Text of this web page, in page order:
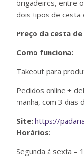
brigadeiros, entre
dois tipos de cesta
Preço da cesta
Como funciona:
Takeout para
Pedidos online +
manhã, com 3 dias
Site: https://
Horários:
Segunda à sexta –